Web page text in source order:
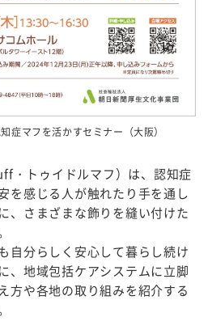
症マフを活かすセミナー（大阪）
・トゥイドルマフ）は、認知症
を感じる人が触れたり手を通し
、さまざまな飾りを縫い付けた
自分らしく安心して暮らし続け
、地域包括ケアシステムに立脚
方や各地の取り組みを紹介する